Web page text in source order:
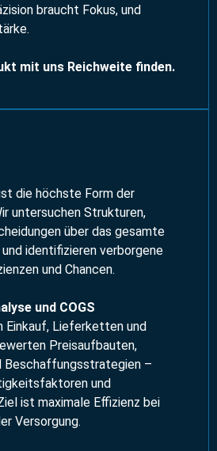
braucht Fokus, und
mit uns Reichweite finden.
die höchste Form der
untersuchen Strukturen,
über das gesamte
identifizieren verborgene
und Chancen.
und COGS
Einkauf, Lieferketten und
Preisaufbauten,
Beschaffungsstrategien –
und
ist maximale Effizienz bei
Versorgung.